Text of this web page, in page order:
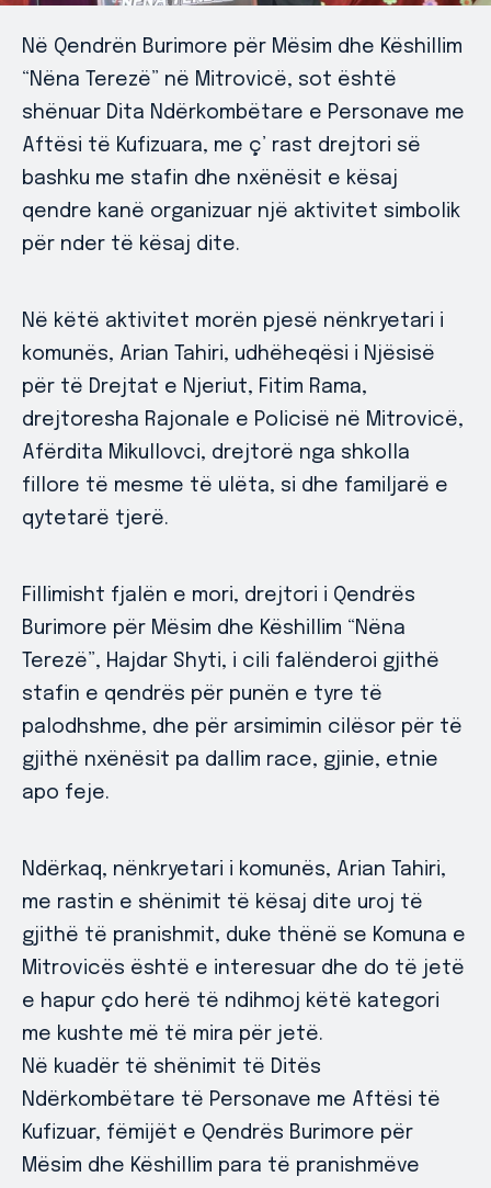
Në Qendrën Burimore për Mësim dhe Këshillim
“Nëna Terezë” në Mitrovicë, sot është
shënuar Dita Ndërkombëtare e Personave me
Aftësi të Kufizuara, me ç’ rast drejtori së
bashku me stafin dhe nxënësit e kësaj
qendre kanë organizuar një aktivitet simbolik
për nder të kësaj dite.
Në këtë aktivitet morën pjesë nënkryetari i
komunës, Arian Tahiri, udhëheqësi i Njësisë
për të Drejtat e Njeriut, Fitim Rama,
drejtoresha Rajonale e Policisë në Mitrovicë,
Afërdita Mikullovci, drejtorë nga shkolla
fillore të mesme të ulëta, si dhe familjarë e
qytetarë tjerë.
Fillimisht fjalën e mori, drejtori i Qendrës
Burimore për Mësim dhe Këshillim “Nëna
Terezë”, Hajdar Shyti, i cili falënderoi gjithë
stafin e qendrës për punën e tyre të
palodhshme, dhe për arsimimin cilësor për të
gjithë nxënësit pa dallim race, gjinie, etnie
apo feje.
Ndërkaq, nënkryetari i komunës, Arian Tahiri,
me rastin e shënimit të kësaj dite uroj të
gjithë të pranishmit, duke thënë se Komuna e
Mitrovicës është e interesuar dhe do të jetë
e hapur çdo herë të ndihmoj këtë kategori
me kushte më të mira për jetë.
Në kuadër të shënimit të Ditës
Ndërkombëtare të Personave me Aftësi të
Kufizuar, fëmijët e Qendrës Burimore për
Mësim dhe Këshillim para të pranishmëve